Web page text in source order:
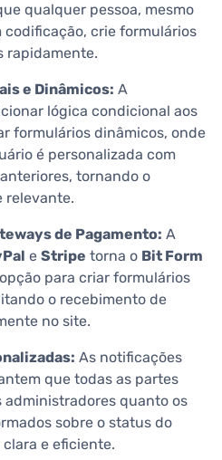
qualquer pessoa, mesmo
codificação, crie formulários
rapidamente.
e Dinâmicos: A
lógica condicional aos
formulários dinâmicos, onde
é personalizada com
tornando o
relevante.
de Pagamento: A
e Stripe torna o Bit Form
para criar formulários
o recebimento de
no site.
As notificações
que todas as partes
administradores quanto os
sobre o status do
e eficiente.